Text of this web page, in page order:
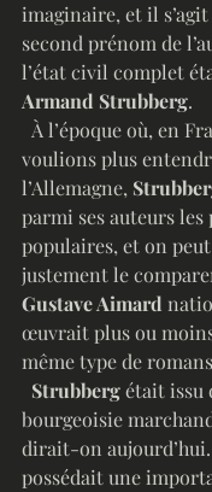
imaginaire, et il
second prénom de
l’état civil complet
Armand Strubberg.
voulions plus
l’Allemagne,
parmi ses auteurs les
populaires, et on peut
justement le
Gustave Aimard
œuvrait plus ou
même type de
Strubberg était issu
bourgeoisie
dirait-on
possédait une